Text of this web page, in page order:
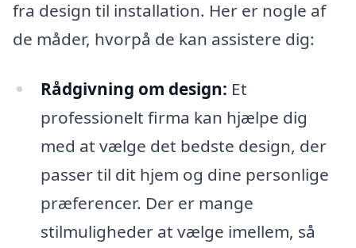
fra design til installation. Her er nogle af
de måder, hvorpå de kan assistere dig:
Rådgivning om design: Et
professionelt firma kan hjælpe dig
med at vælge det bedste design, der
passer til dit hjem og dine personlige
præferencer. Der er mange
stilmuligheder at vælge imellem, så